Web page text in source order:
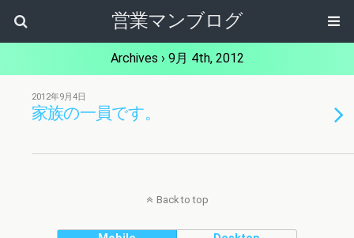
営業マンブログ
Archives › 9月 4th, 2012
2012年9月4日
家族の一員です。
Back to top